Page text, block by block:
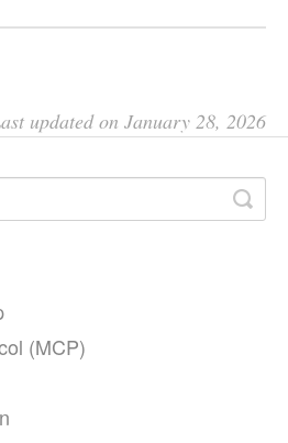
updated on January 28, 2026
(MCP)